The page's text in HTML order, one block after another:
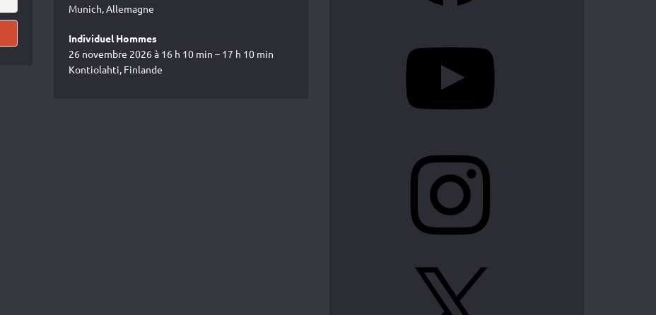
Munich, Allemagne
Individuel Hommes
26 novembre 2026 à 16 h 10 min – 17 h 10 min
Kontiolahti, Finlande